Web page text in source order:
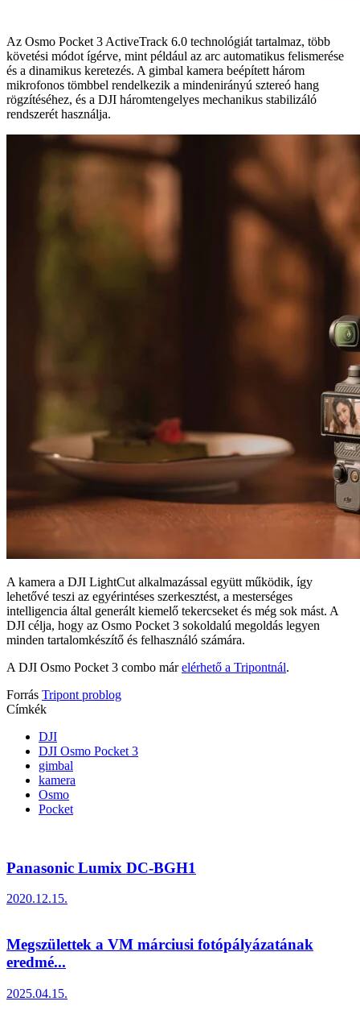
Az Osmo Pocket 3 ActiveTrack 6.0 technológiát tartalmaz, több
követési módot ígérve, mint például az arc automatikus felismerése
és a dinamikus keretezés. A gimbal kamera beépített három
mikrofonos tömbbel rendelkezik a mindenirányú sztereó hang
rögzítéséhez, és a DJI háromtengelyes mechanikus stabilizáló
rendszerét használja.
A kamera a DJI LightCut alkalmazással együtt működik, így
lehetővé teszi az egyérintéses szerkesztést, a mesterséges
intelligencia által generált kiemelő tekercseket és még sok mást. A
DJI célja, hogy az Osmo Pocket 3 sokoldalú megoldás legyen
minden tartalomkészítő és felhasználó számára.
A DJI Osmo Pocket 3 combo márelérhető a Tripontnál.
Forrás Tripont problog
Címkék
DJI
DJI Osmo Pocket 3
gimbal
kamera
Osmo
Pocket
Panasonic Lumix DC-BGH1
2020.12.15.
Megszülettek a VM márciusi fotópályázatának
eredmé...
2025.04.15.